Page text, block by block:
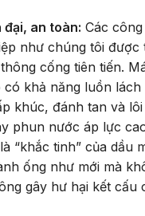
đại, an toàn: Các
như chúng tôi được
cống tiên tiến.
có khả năng luồn lách
khúc, đánh tan và
phun nước áp lực
“khắc tinh” của dầu
ống như mới mà
gây hư hại kết cấu